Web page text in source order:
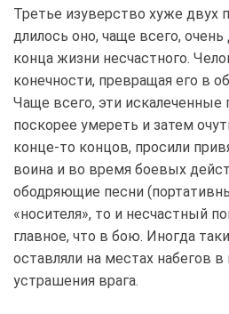
Третье изуверство хуже двух
длилось оно, чаще всего, очень
конца жизни несчастного.
конечности, превращая его в
Чаще всего, эти
поскорее умереть и затем
конце-то концов, просили
воина и во время боевых
ободряющие песни
«носителя», то и несчастный
главное, что в бою. Иногда
оставляли на местах набегов в
устрашения врага.